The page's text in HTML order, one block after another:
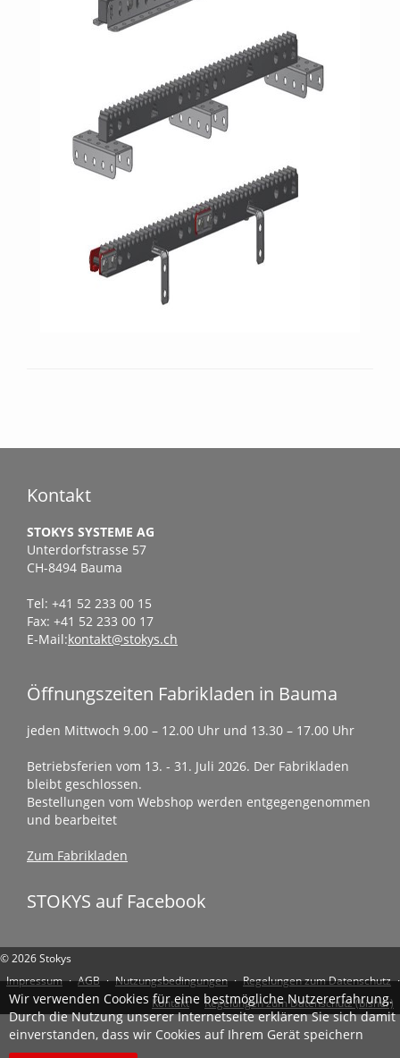
Kontakt
STOKYS SYSTEME AG
Unterdorfstrasse 57
CH-8494 Bauma
Tel: +41 52 233 00 15
Fax: +41 52 233 00 17
E-Mail:kontakt@stokys.ch
Öffnungszeiten Fabrikladen in Bauma
jeden Mittwoch 9.00 – 12.00 Uhr und 13.30 – 17.00 Uhr
Betriebsferien vom 13. - 31. Juli 2026. Der Fabrikladen
bleibt geschlossen.
Bestellungen vom Webshop werden entgegengenommen
und bearbeitet
Zum Fabrikladen
STOKYS auf Facebook
© 2026 Stokys
Impressum · AGB · Nutzungsbedingungen · Regelungen zum Datenschutz ·
Kontakt · Regelungen zum Datenschutz (bisher)
Wir verwenden Cookies für eine bestmögliche Nutzererfahrung.
Durch die Nutzung unserer Internetseite erklären Sie sich damit
einverstanden, dass wir Cookies auf Ihrem Gerät speichern